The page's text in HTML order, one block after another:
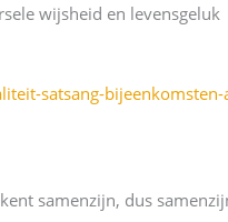
wijsheid en levensgeluk
satsang-
samenzijn, dus